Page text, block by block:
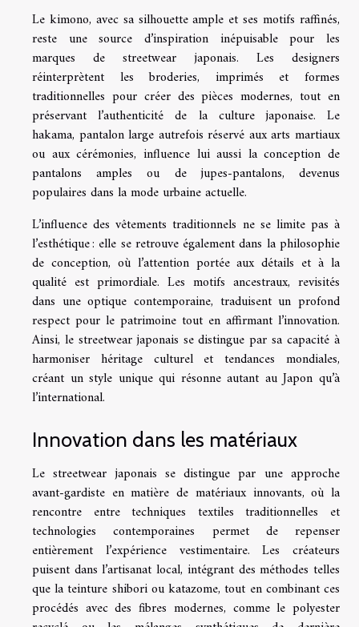
Le kimono, avec sa silhouette ample et ses motifs raffinés,
reste une source d’inspiration inépuisable pour les
marques de streetwear japonais. Les designers
réinterprètent les broderies, imprimés et formes
traditionnelles pour créer des pièces modernes, tout en
préservant l’authenticité de la culture japonaise. Le
hakama, pantalon large autrefois réservé aux arts martiaux
ou aux cérémonies, influence lui aussi la conception de
pantalons amples ou de jupes-pantalons, devenus
populaires dans la mode urbaine actuelle.
L’influence des vêtements traditionnels ne se limite pas à
l’esthétique : elle se retrouve également dans la philosophie
de conception, où l’attention portée aux détails et à la
qualité est primordiale. Les motifs ancestraux, revisités
dans une optique contemporaine, traduisent un profond
respect pour le patrimoine tout en affirmant l’innovation.
Ainsi, le streetwear japonais se distingue par sa capacité à
harmoniser héritage culturel et tendances mondiales,
créant un style unique qui résonne autant au Japon qu’à
l’international.
Innovation dans les matériaux
Le streetwear japonais se distingue par une approche
avant-gardiste en matière de matériaux innovants, où la
rencontre entre techniques textiles traditionnelles et
technologies contemporaines permet de repenser
entièrement l’expérience vestimentaire. Les créateurs
puisent dans l’artisanat local, intégrant des méthodes telles
que la teinture shibori ou katazome, tout en combinant ces
procédés avec des fibres modernes, comme le polyester